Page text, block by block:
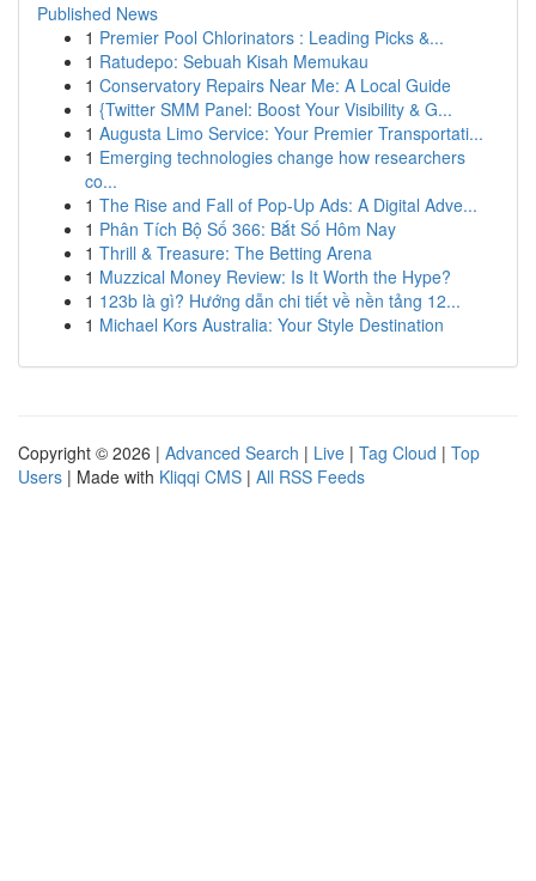
Published News
1 Premier Pool Chlorinators : Leading Picks &...
1 Ratudepo: Sebuah Kisah Memukau
1 Conservatory Repairs Near Me: A Local Guide
1 {Twitter SMM Panel: Boost Your Visibility & G...
1 Augusta Limo Service: Your Premier Transportati...
1 Emerging technologies change how researchers
co...
1 The Rise and Fall of Pop-Up Ads: A Digital Adve...
1 Phân Tích Bộ Số 366: Bắt Số Hôm Nay
1 Thrill & Treasure: The Betting Arena
1 Muzzical Money Review: Is It Worth the Hype?
1 123b là gì? Hướng dẫn chi tiết về nền tảng 12...
1 Michael Kors Australia: Your Style Destination
Copyright © 2026 | Advanced Search | Live | Tag Cloud | Top
Users | Made with Kliqqi CMS | All RSS Feeds